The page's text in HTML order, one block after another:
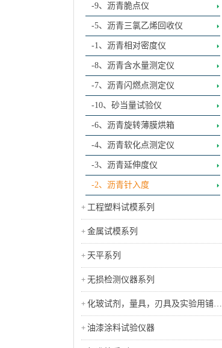
-9、沥青脆点仪
-5、沥青三氯乙烯回收仪
-1、沥青相对密度仪
-8、沥青含水量测定仪
-7、沥青闪燃点测定仪
-10、砂当量试验仪
-6、沥青旋转薄膜烘箱
-4、沥青软化点测定仪
-3、沥青延伸度仪
-2、沥青针入度
工程塑料试模系列
金属试模系列
天平系列
无损检测仪器系列
化玻试剂，量具，刃具及实验用铺助
工具类
油漆涂料试验仪器